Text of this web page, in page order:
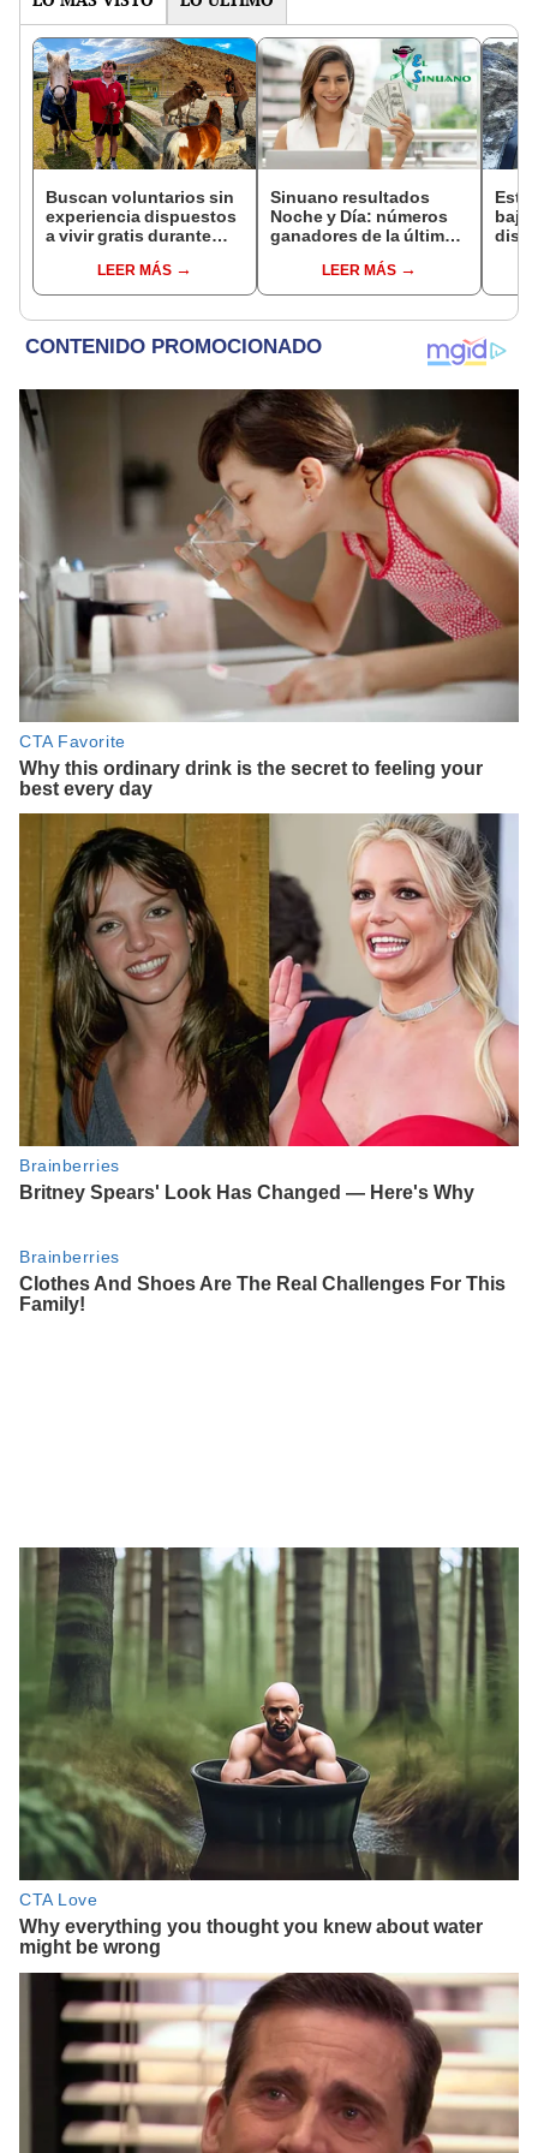
Buscan voluntarios sin
experiencia dispuestos
a vivir gratis durante
cuidar caballos, burros
y otros animales
LEER MÁS
Sinuano resultados
Noche y Día: números
ganadores de la última
HOY viernes 7 de agosto
LEER MÁS
Este
bajo